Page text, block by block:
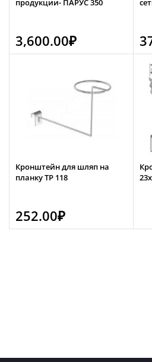
продукции- ПАРУС 350
3,600.00₽
Кронштейн для шляп на
планку TP 118
252.00₽
23х